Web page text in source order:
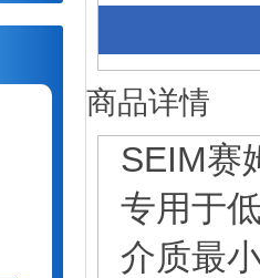
商品详情
SEIM赛
专用于
介质最